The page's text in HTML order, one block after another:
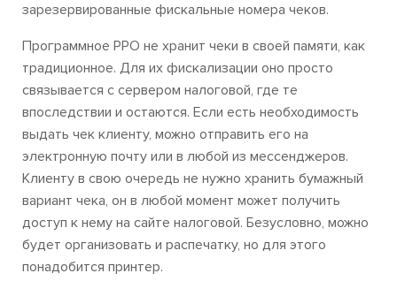
зарезервированные фискальные номера чеков.
Программное РРО не хранит чеки в своей памяти, как
традиционное. Для их фискализации оно просто
связывается с сервером налоговой, где те
впоследствии и остаются. Если есть необходимость
выдать чек клиенту, можно отправить его на
электронную почту или в любой из мессенджеров.
Клиенту в свою очередь не нужно хранить бумажный
вариант чека, он в любой момент может получить
доступ к нему на сайте налоговой. Безусловно, можно
будет организовать и распечатку, но для этого
понадобится принтер.